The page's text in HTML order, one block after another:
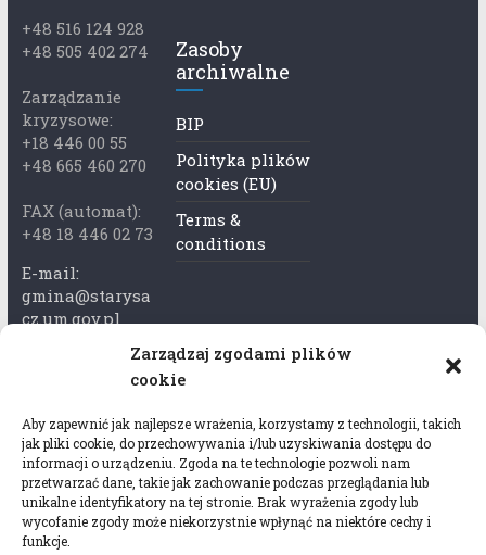
Zarządzaj zgodami plików
cookie
Aby zapewnić jak najlepsze wrażenia, korzystamy z technologii, takich
jak pliki cookie, do przechowywania i/lub uzyskiwania dostępu do
informacji o urządzeniu. Zgoda na te technologie pozwoli nam
przetwarzać dane, takie jak zachowanie podczas przeglądania lub
unikalne identyfikatory na tej stronie. Brak wyrażenia zgody lub
wycofanie zgody może niekorzystnie wpłynąć na niektóre cechy i
funkcje.
+48 516 124 928
+48 505 402 274
Zarządzanie
kryzysowe:
+18 446 00 55
+48 665 460 270
FAX (automat):
+48 18 446 02 73
E-mail:
gmina@starysa
cz.um.gov.pl
Adres skrzynki
rytka
Adres do e-
Doręczeń:
AEL-97528-
78647-USWGJ-
Zasoby
archiwalne
BIP
Polityka plików
cookies (EU)
Terms &
conditions